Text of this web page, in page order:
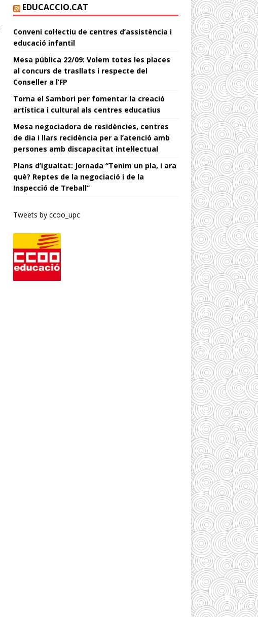
EDUCACCIO.CAT
Conveni col·lectiu de centres d’assistència i
educació infantil
Mesa pública 22/09: Volem totes les places
al concurs de trasllats i respecte del
Conseller a l’FP
Torna el Sambori per fomentar la creació
artística i cultural als centres educatius
Mesa negociadora de residències, centres
de dia i llars recidència per a l’atenció amb
persones amb discapacitat intel·lectual
Plans d’igualtat: Jornada “Tenim un pla, i ara
què? Reptes de la negociació i de la
Inspecció de Treball”
Tweets by ccoo_upc